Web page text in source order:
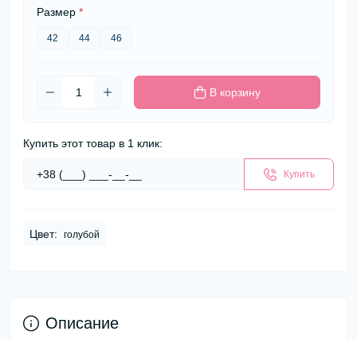
Размер *
42 44 46
В корзину
Купить этот товар в 1 клик:
Купить
Цвет: голубой
Описание